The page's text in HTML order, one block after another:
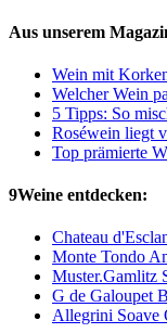
Aus unserem
Wein mit
Welcher Wein
5 Tipps: So
Roséwein liegt
Top prämierte
9Weine entdecken:
Chateau
Monte Tondo
Muster.Gamlitz
G de Galoupet
Allegrini Soave